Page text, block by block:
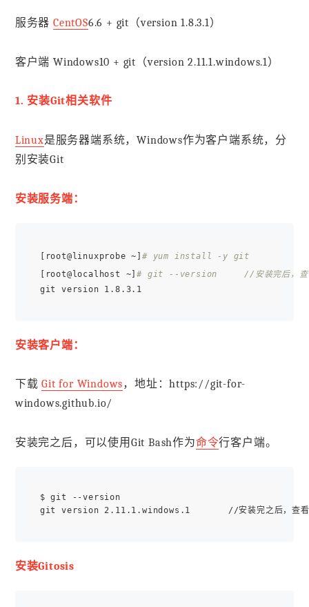
服务器 CentOS6.6 + git（version 1.8.3.1）
客户端 Windows10 + git（version 2.11.1.windows.1）
1. 安装Git相关软件
Linux是服务器端系统，Windows作为客户端系统，分
别安装Git
安装服务端：
[root@linuxprobe ~] # yum install -y git
[root@localhost ~]# git --version     //安装完后，查
安装客户端：
下载Git for Windows，地址：https://git-for-
windows.github.io/
安装完之后，可以使用Git Bash作为命令行客户端。
$ git --version
安装Gitosis